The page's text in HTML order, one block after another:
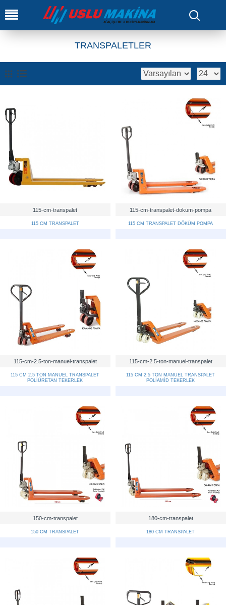
TRANSPALETLER
115-cm-transpalet
115 CM TRANSPALET
115-cm-transpalet-dokum-pompa
115 CM TRANSPALET DÖKÜM POMPA
115-cm-2.5-ton-manuel-transpalet
115 CM 2.5 TON MANUEL TRANSPALET
POLİÜRETAN TEKERLEK
115-cm-2.5-ton-manuel-transpalet
115 CM 2.5 TON MANUEL TRANSPALET
POLİAMİD TEKERLEK
150-cm-transpalet
150 CM TRANSPALET
180-cm-transpalet
180 CM TRANSPALET